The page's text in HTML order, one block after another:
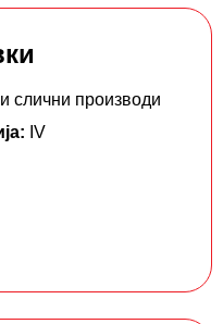
слични производи
IV